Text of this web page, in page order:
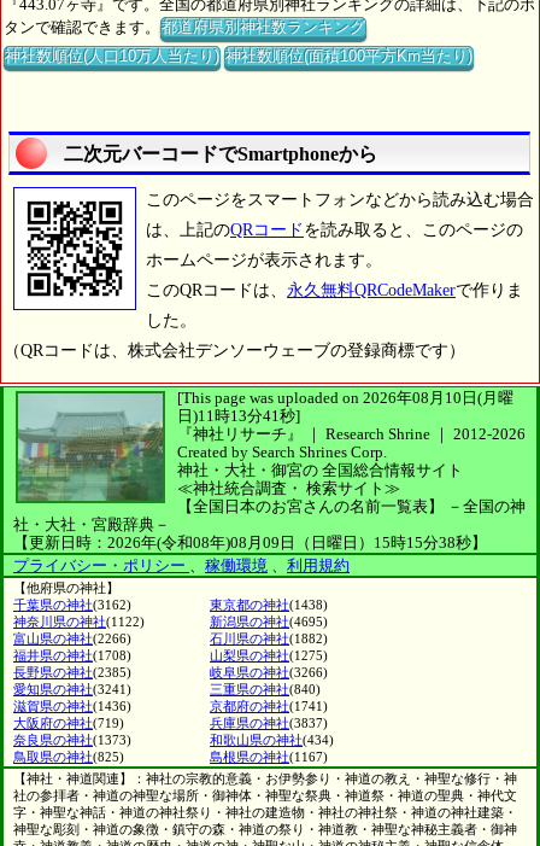
『443.07ヶ寺』です。全国の都道府県別神社ランキングの詳細は、下記のボ
タンで確認できます。都道府県別神社数ランキング
神社数順位(人口10万人当たり) 神社数順位(面積100平方Km当たり)
二次元バーコードでSmartphoneから
このページをスマートフォンなどから読み込む場合
は、上記のQRコード を読み取ると、このページの
ホームページが表示されます。
このQRコードは、 永久無料QRCodeMakerで作りま
した。
（QRコードは、株式会社デンソーウェーブの登録商標です）
[This page was uploaded on 2026年08月10日(月曜
日)11時13分41秒]
『神社リサーチ』 ｜ Research Shrine ｜ 2012-2026
Created by Search Shrines Corp.
神社・大社・御宮の 全国総合情報サイト
≪神社統合調査・ 検索サイト≫
【全国日本のお宮さんの名前一覧表】
－全国の神
社・大社・宮殿辞典－
【更新日時：2026年(令和08年)08月09日（日曜日）15時15分38秒】
プライバシー・ポリシー
稼働環境 利用規約
【他府県の神社】
千葉県の神社(3162) 東京都の神社(1438)
神奈川県の神社(1122) 新潟県の神社(4695)
富山県の神社(2266) 石川県の神社(1882)
福井県の神社(1708) 山梨県の神社(1275)
長野県の神社(2385) 岐阜県の神社(3266)
愛知県の神社(3241) 三重県の神社(840)
滋賀県の神社(1436) 京都府の神社(1741)
大阪府の神社(719) 兵庫県の神社(3837)
奈良県の神社(1373) 和歌山県の神社(434)
鳥取県の神社(825) 島根県の神社(1167)
【神社・神道関連】：神社の宗教的意義・お伊勢参り・神道の教え・神聖な修行・神
社の参拝者・神道の神聖な場所・御神体・神聖な祭典・神道祭・神道の聖典・神代文
字・神聖な神話・神道の神社祭り・神社の建造物・神社の神社祭・神道の神社建築・
神聖な彫刻・神道の象徴・鎮守の森・神道の祭り・神道教・神聖な神秘主義者・御神